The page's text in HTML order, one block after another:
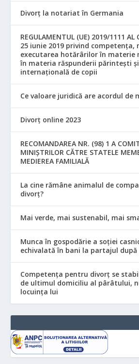
Divorț la notariat în Germania
REGULAMENTUL (UE) 2019/1111 AL
25 iunie 2019 privind competența,
executarea hotărârilor în materie
în materia răspunderii părintești
internațională de copii
Ce valoare juridică are acordul de
Divorț online 2023
RECOMANDAREA NR. (98) 1 A
MINIŞTRILOR CĂTRE STATELE
MEDIEREA FAMILIALĂ
La cine rămâne animalul de
divorț?
Mai verde, mai sustenabil, mai
Munca în gospodărie a soției
echivalată în bani la partajul după
Competența pentru divorț se
de ultimul domiciliu al pârâtului,
locuinţa lui